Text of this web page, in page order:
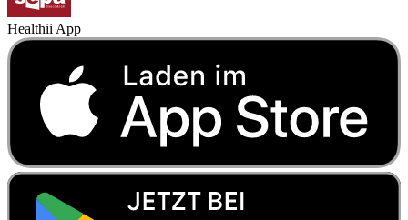
Healthii App